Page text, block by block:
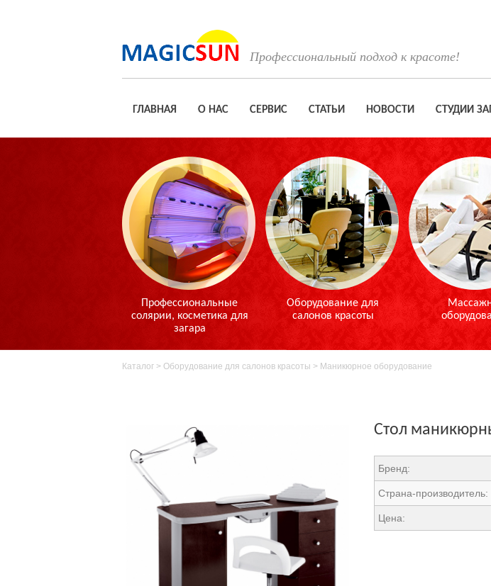
Профессиональный подход к красоте!
ГЛАВНАЯ О НАС СЕРВИС СТАТЬИ НОВОСТИ СТУДИИ
Профессиональные
солярии, косметика для
загара
Оборудование для
салонов красоты
Каталог > Оборудование для салонов красоты > Маникюрное оборудование
Стол
Бренд:
Страна-производитель:
Цена: